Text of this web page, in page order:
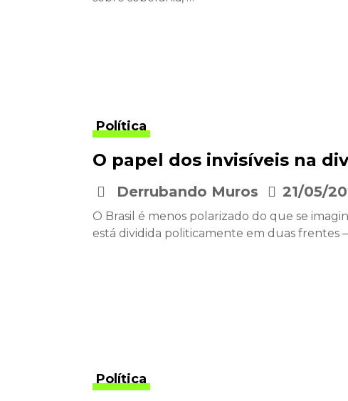
Política
O papel dos invisíveis na
Derrubando Muros 21/05/
O Brasil é menos polarizado do que se
está dividida politicamente em duas frentes
Política